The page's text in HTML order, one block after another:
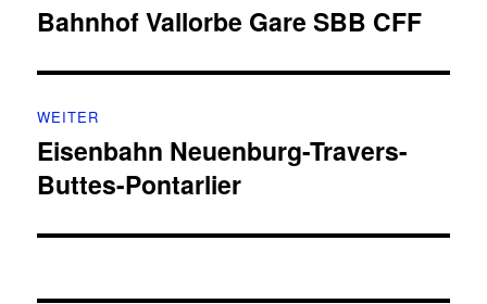
Vorheriger
Bahnhof Vallorbe Gare SBB CFF
WEITER
Nächster
Beitrag:
Eisenbahn Neuenburg-Travers-
Buttes-Pontarlier